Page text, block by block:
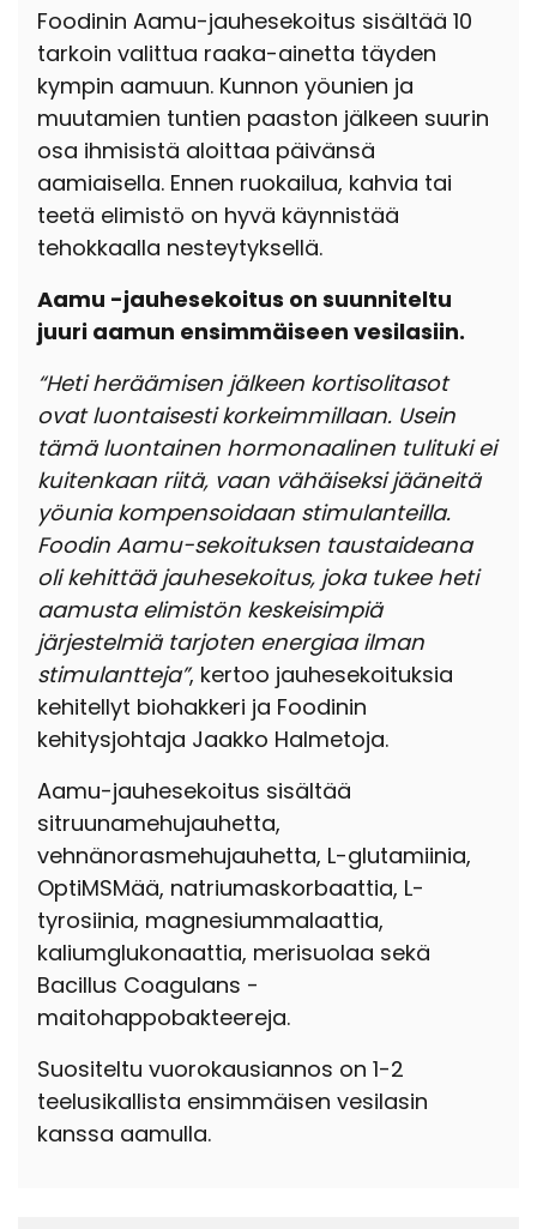
Foodinin Aamu-jauhesekoitus sisältää 10
tarkoin valittua raaka-ainetta täyden
kympin aamuun. Kunnon yöunien ja
muutamien tuntien paaston jälkeen suurin
osa ihmisistä aloittaa päivänsä
aamiaisella. Ennen ruokailua, kahvia tai
teetä elimistö on hyvä käynnistää
tehokkaalla nesteytyksellä.
Aamu -jauhesekoitus on suunniteltu
juuri aamun ensimmäiseen vesilasiin.
“Heti heräämisen jälkeen kortisolitasot
ovat luontaisesti korkeimmillaan. Usein
tämä luontainen hormonaalinen tulituki ei
kuitenkaan riitä, vaan vähäiseksi jääneitä
yöunia kompensoidaan stimulanteilla.
Foodin Aamu-sekoituksen taustaideana
oli kehittää jauhesekoitus, joka tukee heti
aamusta elimistön keskeisimpiä
järjestelmiä tarjoten energiaa ilman
stimulantteja”, kertoo jauhesekoituksia
kehitellyt biohakkeri ja Foodinin
kehitysjohtaja Jaakko Halmetoja.
Aamu-jauhesekoitus sisältää
sitruunamehujauhetta,
vehnänorasmehujauhetta, L-glutamiinia,
OptiMSMää, natriumaskorbaattia, L-
tyrosiinia, magnesiummalaattia,
kaliumglukonaattia, merisuolaa sekä
Bacillus Coagulans -
maitohappobakteereja.
Suositeltu vuorokausiannos on 1-2
teelusikallista ensimmäisen vesilasin
kanssa aamulla.